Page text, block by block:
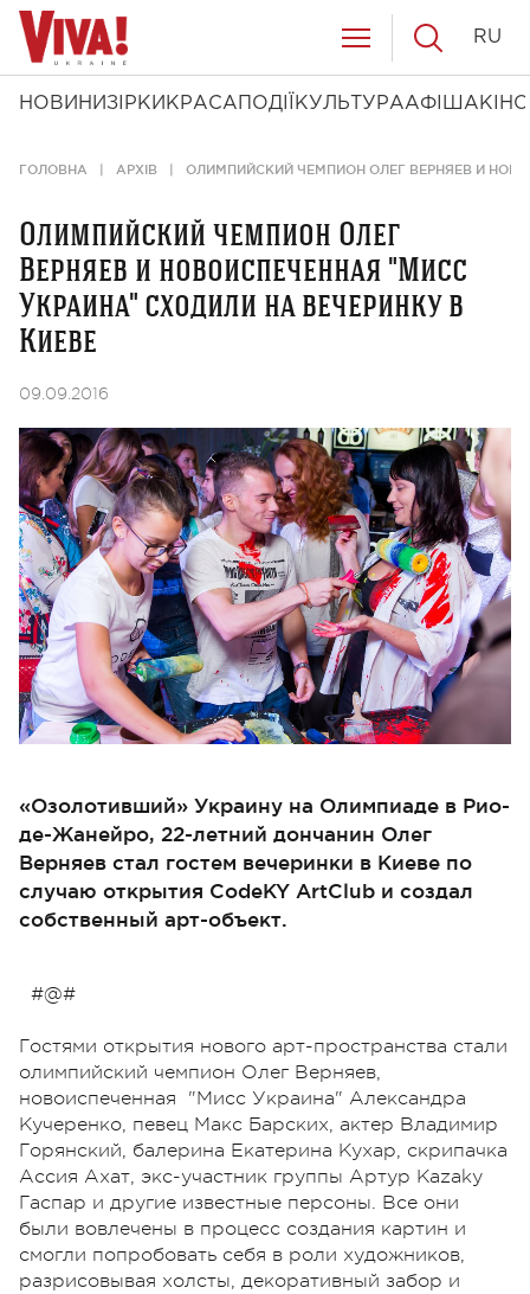
НОВИНИ ЗІРКИ КРАСА ПОДІЇ КУЛЬТУРААФІША КІНО
RU
ГОЛОВНА АРХІВ ОЛИМПИЙСКИЙ ЧЕМПИОН ОЛЕГ ВЕРНЯЕВ И
Олимпийский чемпион Олег
Верняев и новоиспеченная "Мисс
Украина" сходили на вечеринку в
Киеве
09.09.2016
«Озолотивший» Украину на Олимпиаде в Рио-
де-Жанейро, 22-летний дончанин Олег
Верняев стал гостем вечеринки в Киеве по
случаю открытия CodeKY ArtClub и создал
собственный арт-объект.
#@#
Гостями открытия нового арт-пространства стали
олимпийский чемпион Олег Верняев,
новоиспеченная "Мисс Украина" Александра
Кучеренко, певец Макс Барских, актер Владимир
Горянский, балерина Екатерина Кухар, скрипачка
Ассия Ахат, экс-участник группы Артур Kazaky
Гаспар и другие известные персоны. Все они
были вовлечены в процесс создания картин и
смогли попробовать себя в роли художников,
разрисовывая холсты, декоративный забор и